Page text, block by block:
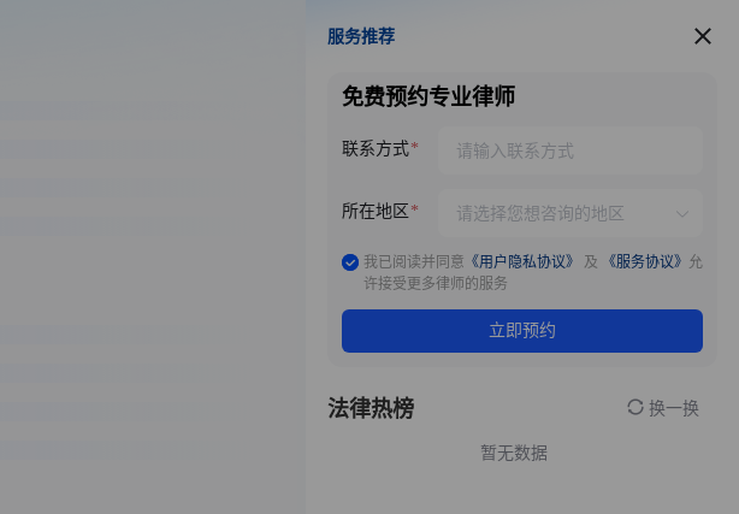
服务推荐
服务推荐
免费预约专业律师
联系方式
所在地区
我已阅读并同意 《用户隐私协议》 及 《服务协议》 允
许接受更多律师的服务
立即预约
法律热榜 换一换
暂无数据